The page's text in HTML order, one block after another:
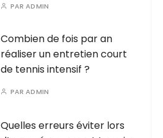
PARADMIN
Combien de fois par an
réaliser un entretien court
de tennis intensif ?
PARADMIN
Quelles erreurs éviter lors